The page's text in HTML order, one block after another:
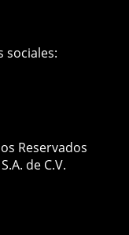
sociales:
Reservados
de C.V.